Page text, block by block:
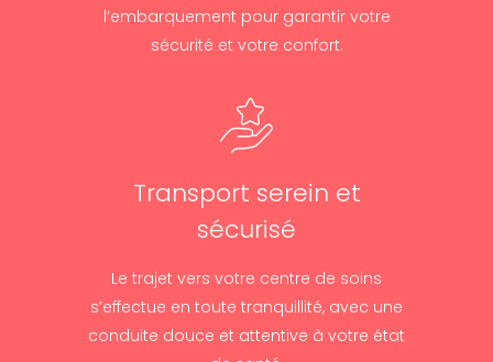
l’embarquement pour garantir votre
sécurité et votre confort.
Transport serein et
sécurisé
Le trajet vers votre centre de soins
s’effectue en toute tranquillité, avec une
conduite douce et attentive à votre état